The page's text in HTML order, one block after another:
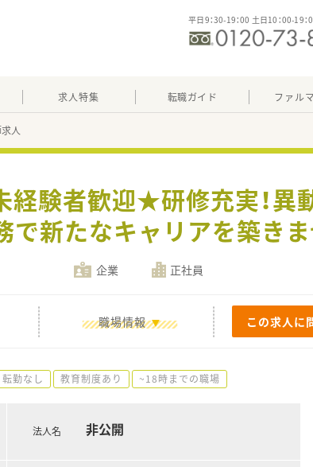
平日9：30-19：00 土日10：00-19：
求人特集 転職ガイド ファル
人
験者歓迎★研修充実！異
で新たなキャリアを築きま
企業 正社員
職場情報 この求人に
転勤なし 教育制度あり ~18時までの職場
法人名 非公開